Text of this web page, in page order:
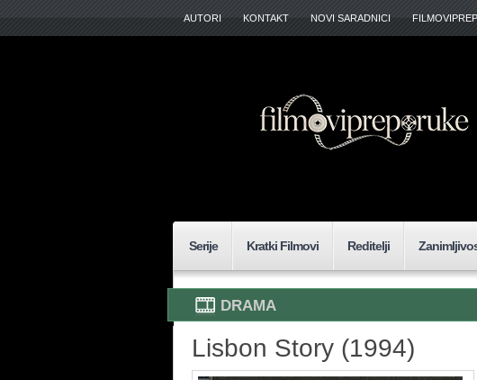
AUTORI KONTAKT NOVI SARADNICI
Serije Kratki Filmovi Reditelji
DRAMA
Lisbon Story (1994)